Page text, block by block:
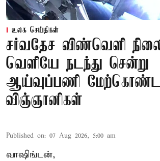
உலக செய்திகள்
சர்வதேச விண்வெளி
வெளியே நடந்து சென்று
ஆய்வுப்பணி மேற்கொண்ட
விஞ்ஞானிகள்
Published on: 07 Aug 2026, 5:00 am
வாஷிங்டன்,